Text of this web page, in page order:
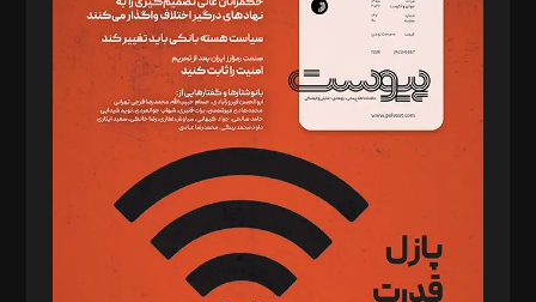
دبیر تحریریه: میثم قاسمی
د‌بیر ناداستان: سمانه سمیع
د‌بیر خدمت و تجارت: ابوالفضل رجبی
د‌بیر حقوق فناوری: حسام‌الدین ایپکچی
د‌بیر پیوست جهان: مینا پاکدل
د‌بیر تحریریه آنلاین: بابک نقاش
تحریریه‌: مجتبی محمود‌ی، آرش برهمند، یسنا امان‌پور، سروش کرمیان،
مصطفی مسجدی آرانی، ابوالفضل رجبی، زهرا فکرانه، فائزه فتحی
رستمی،مصطفی باستان